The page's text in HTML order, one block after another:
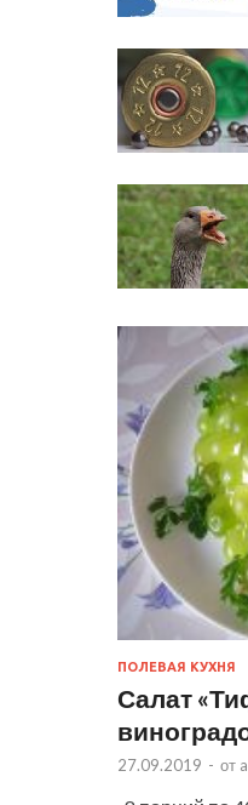
ПОЛЕВАЯ КУХНЯ
Салат
27.09.2019 - от